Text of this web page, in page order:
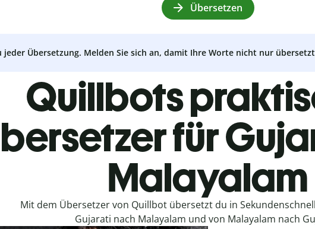
Übersetzen
jeder Übersetzung. Melden Sie sich an, damit Ihre Worte nicht nur
Quillbots
für
Malayalam
Mit dem Übersetzer von Quillbot übersetzt du in
Gujarati nach Malayalam und von Malayalam nach